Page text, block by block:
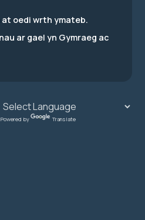
at oedi wrth ymateb.
ar gael yn Gymraeg ac
Powered by Translate